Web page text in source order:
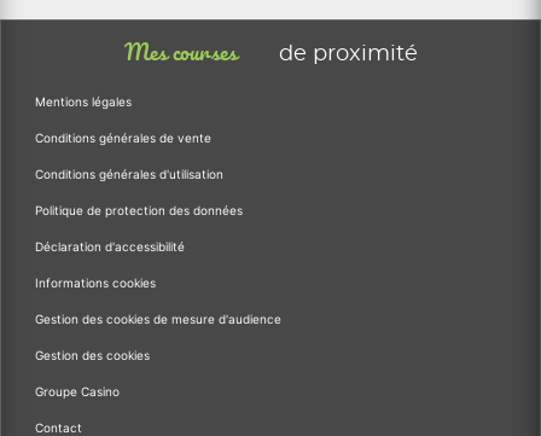
Mes courses de proximité
Mentions légales
Conditions générales de vente
Conditions générales d'utilisation
Politique de protection des données
Déclaration d'accessibilité
Informations cookies
Gestion des cookies de mesure d'audience
Gestion des cookies
Groupe Casino
Contact